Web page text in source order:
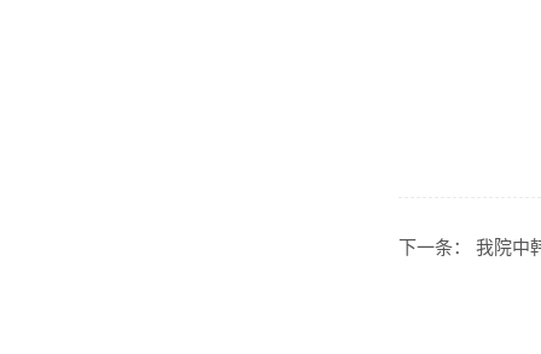
下一条： 我院中